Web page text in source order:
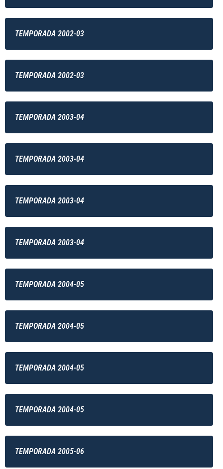
TEMPORADA 2002-03
TEMPORADA 2002-03
TEMPORADA 2003-04
TEMPORADA 2003-04
TEMPORADA 2003-04
TEMPORADA 2003-04
TEMPORADA 2004-05
TEMPORADA 2004-05
TEMPORADA 2004-05
TEMPORADA 2004-05
TEMPORADA 2005-06